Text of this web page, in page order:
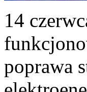
14
poprawa